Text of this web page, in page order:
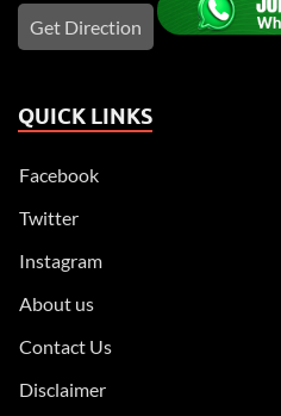
Get Direction
QUICK LINKS
Facebook
Twitter
Instagram
About us
Contact Us
Disclaimer